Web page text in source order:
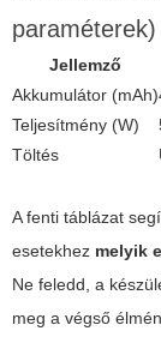
paraméterek)
Jellemző
Akkumulátor (mAh)
Teljesítmény (W)
Töltés
A fenti táblázat
esetekhez melyik
Ne feledd, a
meg a végső